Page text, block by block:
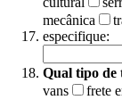
mecânica
especifique:
Qual tipo de
vans
frete